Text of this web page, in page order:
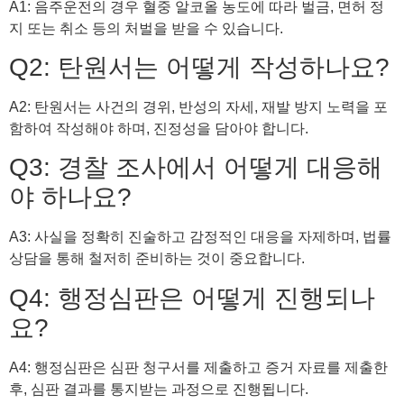
A1: 음주운전의 경우 혈중 알코올 농도에 따라 벌금, 면허 정
지 또는 취소 등의 처벌을 받을 수 있습니다.
Q2: 탄원서는 어떻게 작성하나요?
A2: 탄원서는 사건의 경위, 반성의 자세, 재발 방지 노력을 포
함하여 작성해야 하며, 진정성을 담아야 합니다.
Q3: 경찰 조사에서 어떻게 대응해
야 하나요?
A3: 사실을 정확히 진술하고 감정적인 대응을 자제하며, 법률
상담을 통해 철저히 준비하는 것이 중요합니다.
Q4: 행정심판은 어떻게 진행되나
요?
A4: 행정심판은 심판 청구서를 제출하고 증거 자료를 제출한
후, 심판 결과를 통지받는 과정으로 진행됩니다.